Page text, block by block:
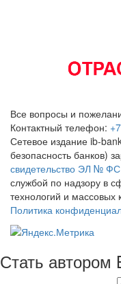
Все вопросы и
Контактный телефон:
Сетевое издание ib-
безопасность банков)
свидетельство ЭЛ №
службой по надзору в
технологий и
Политика
Стать автором